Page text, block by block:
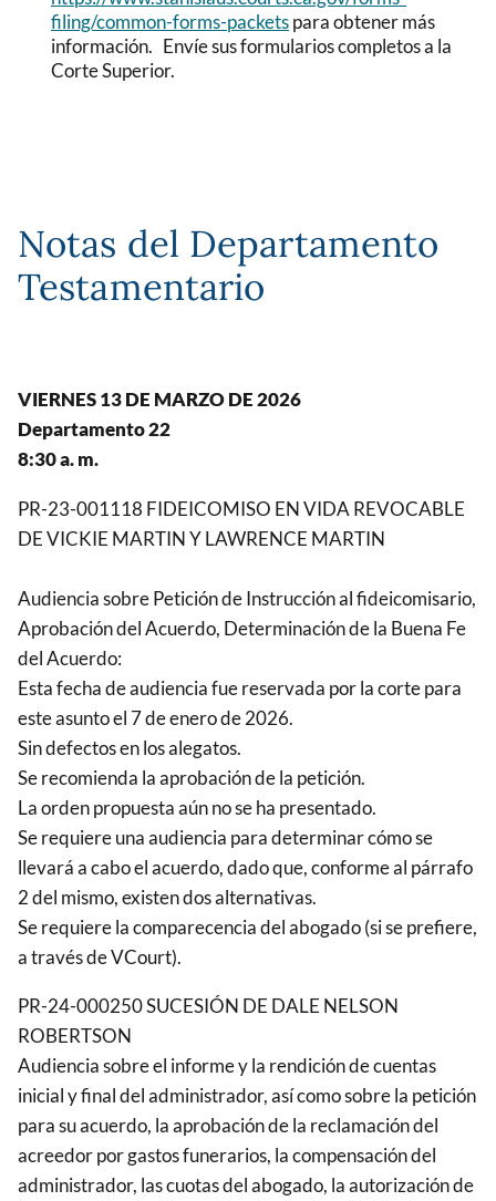
filing/common-forms-packetspara obtener más
información. Envíe sus formularios completos a la
Corte Superior.
Notas del Departamento
Testamentario
VIERNES 13 DE MARZO DE 2026
Departamento 22
8:30 a. m.
PR-23-001118 FIDEICOMISO EN VIDA REVOCABLE
DE VICKIE MARTIN Y LAWRENCE MARTIN
Audiencia sobre Petición de Instrucción al fideicomisario,
Aprobación del Acuerdo, Determinación de la Buena Fe
del Acuerdo:
Esta fecha de audiencia fue reservada por la corte para
este asunto el 7 de enero de 2026.
Sin defectos en los alegatos.
Se recomienda la aprobación de la petición.
La orden propuesta aún no se ha presentado.
Se requiere una audiencia para determinar cómo se
llevará a cabo el acuerdo, dado que, conforme al párrafo
2 del mismo, existen dos alternativas.
Se requiere la comparecencia del abogado (si se prefiere,
a través de VCourt).
PR-24-000250 SUCESIÓN DE DALE NELSON
ROBERTSON
Audiencia sobre el informe y la rendición de cuentas
inicial y final del administrador, así como sobre la petición
para su acuerdo, la aprobación de la reclamación del
acreedor por gastos funerarios, la compensación del
administrador, las cuotas del abogado, la autorización de